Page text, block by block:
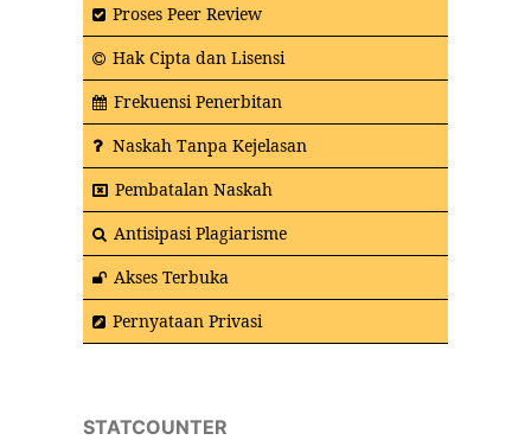
Proses Peer Review
Hak Cipta dan Lisensi
Frekuensi Penerbitan
Naskah Tanpa Kejelasan
Pembatalan Naskah
Antisipasi Plagiarisme
Akses Terbuka
Pernyataan Privasi
STATCOUNTER